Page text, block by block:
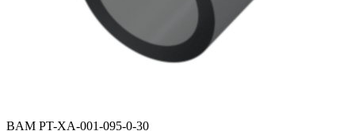
BAM PT-XA-001-095-0-30